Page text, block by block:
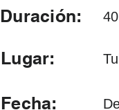
Duración:
Lugar:
Fecha: